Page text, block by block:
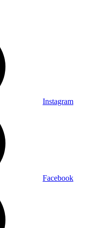
Instagram
Facebook